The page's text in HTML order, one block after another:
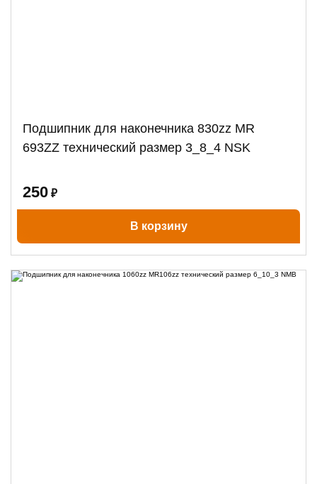
Подшипник для наконечника 830zz MR
693ZZ технический размер 3_8_4 NSK
250 ₽
В корзину